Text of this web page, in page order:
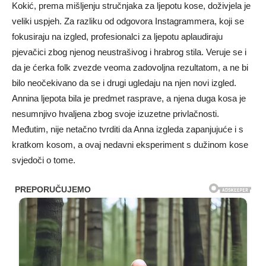
Kokić, prema mišljenju stručnjaka za ljepotu kose, doživjela je
veliki uspjeh. Za razliku od odgovora Instagrammera, koji se
fokusiraju na izgled, profesionalci za ljepotu aplaudiraju
pjevačici zbog njenog neustrašivog i hrabrog stila. Veruje se i
da je ćerka folk zvezde veoma zadovoljna rezultatom, a ne bi
bilo neočekivano da se i drugi ugledaju na njen novi izgled.
Annina ljepota bila je predmet rasprave, a njena duga kosa je
nesumnjivo hvaljena zbog svoje izuzetne privlačnosti.
Međutim, nije netačno tvrditi da Anna izgleda zapanjujuće i s
kratkom kosom, a ovaj nedavni eksperiment s dužinom kose
svjedoči o tome.